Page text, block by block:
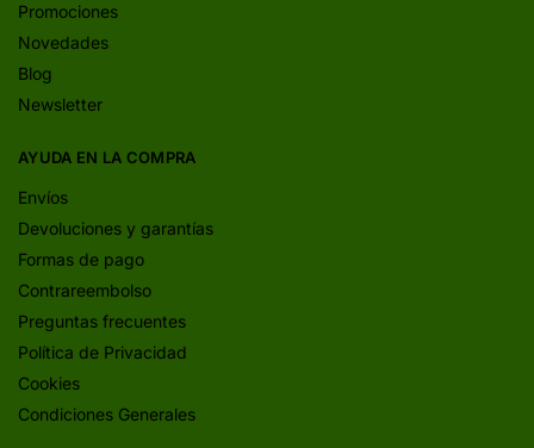
Promociones
Novedades
Blog
Newsletter
AYUDA EN LA COMPRA
Envíos
Devoluciones y garantías
Formas de pago
Contrareembolso
Preguntas frecuentes
Política de Privacidad
Cookies
Condiciones Generales